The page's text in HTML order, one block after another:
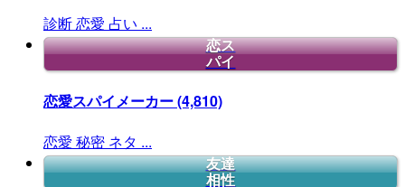
診断恋愛 占い ...
恋ス
パイ
恋愛スパイメーカー(4,810)
恋愛 秘密 ネタ ...
友達
相性